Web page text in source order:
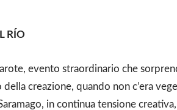
RÍO
evento straordinario che
creazione, quando non c’era
in continua tensione